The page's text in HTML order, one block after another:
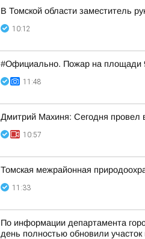
В Томской области заместитель
10:12
#Официально. Пожар на площади
11:48
Дмитрий Махиня: Сегодня провел
10:57
Томская межрайонная
11:33
По информации департамента
день полностью обновили